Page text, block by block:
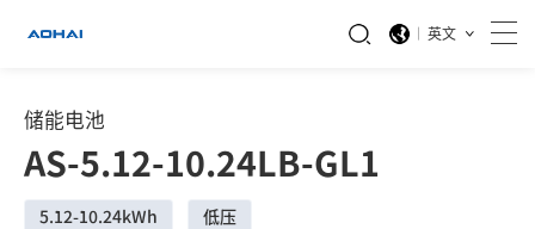
英文
储能电池
AS-5.12-10.24LB-GL1
5.12-10.24kWh 低压